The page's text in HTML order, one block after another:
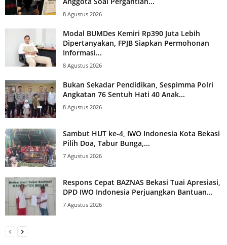
8 Agustus 2026
Modal BUMDes Kemiri Rp390 Juta Lebih
Dipertanyakan, FPJB Siapkan Permohonan
Informasi...
8 Agustus 2026
Bukan Sekadar Pendidikan, Sespimma Polri
Angkatan 76 Sentuh Hati 40 Anak...
8 Agustus 2026
Sambut HUT ke-4, IWO Indonesia Kota Bekasi
Pilih Doa, Tabur Bunga,...
7 Agustus 2026
Respons Cepat BAZNAS Bekasi Tuai Apresiasi,
DPD IWO Indonesia Perjuangkan Bantuan...
7 Agustus 2026